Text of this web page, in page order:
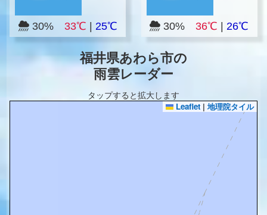
30% 33℃ 25℃ 30%36℃ |26℃
福井県あわら市の
雨雲レーダー
タップすると拡大します
Leaflet | 地理院タイル